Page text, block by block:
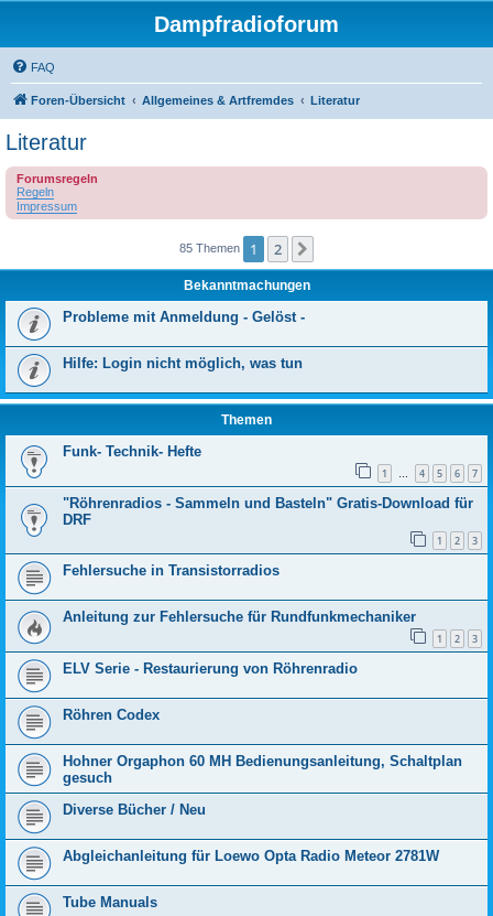
Dampfradioforum
FAQ
Foren-Übersicht Allgemeines & Artfremdes Literatur
Literatur
Forumsregeln
Regeln
Impressum
85 Themen 1 2
Bekanntmachungen
Probleme mit Anmeldung - Gelöst -
Hilfe: Login nicht möglich, was tun
Themen
Funk- Technik- Hefte
1 … 4 5 6 7
"Röhrenradios - Sammeln und Basteln" Gratis-Download für
DRF
1 2 3
Fehlersuche in Transistorradios
Anleitung zur Fehlersuche für Rundfunkmechaniker
1 2 3
ELV Serie - Restaurierung von Röhrenradio
Röhren Codex
Hohner Orgaphon 60 MH Bedienungsanleitung, Schaltplan
gesuch
Diverse Bücher / Neu
Abgleichanleitung für Loewo Opta Radio Meteor 2781W
Tube Manuals